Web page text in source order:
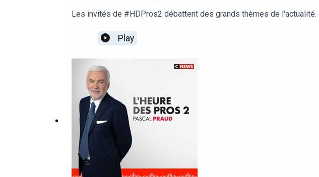
Les invités de #HDPros2 débattent des grands thèmes de
Play